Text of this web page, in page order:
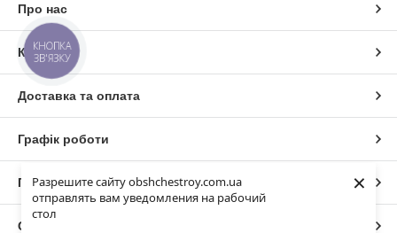
Разрешите сайту obshchestroy.com.ua
отправлять вам уведомления на рабочий
стол
×
Про нас
Контакти
Доставка та оплата
Графік роботи
Повна версія сайту
Сайт створено на маркетплейсі
КНОПКА
ЗВ'ЯЗКУ